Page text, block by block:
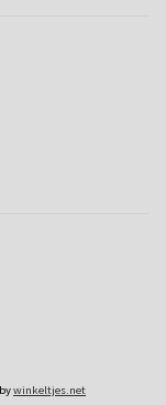
winkeltjes.net